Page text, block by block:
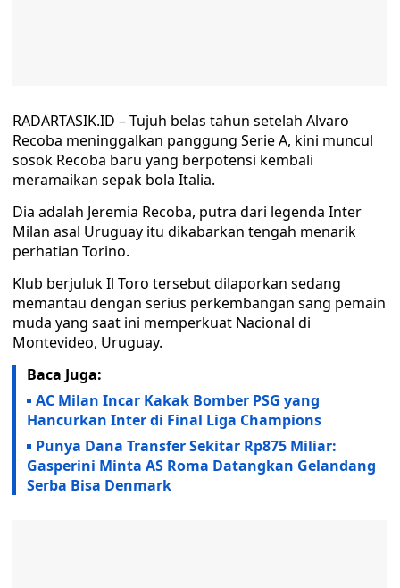
RADARTASIK.ID – Tujuh belas tahun setelah Alvaro
Recoba meninggalkan panggung Serie A, kini muncul
sosok Recoba baru yang berpotensi kembali
meramaikan sepak bola Italia.
Dia adalah Jeremia Recoba, putra dari legenda Inter
Milan asal Uruguay itu dikabarkan tengah menarik
perhatian Torino.
Klub berjuluk Il Toro tersebut dilaporkan sedang
memantau dengan serius perkembangan sang pemain
muda yang saat ini memperkuat Nacional di
Montevideo, Uruguay.
Baca Juga:
AC Milan Incar Kakak Bomber PSG yang
Hancurkan Inter di Final Liga Champions
Punya Dana Transfer Sekitar Rp875 Miliar:
Gasperini Minta AS Roma Datangkan Gelandang
Serba Bisa Denmark